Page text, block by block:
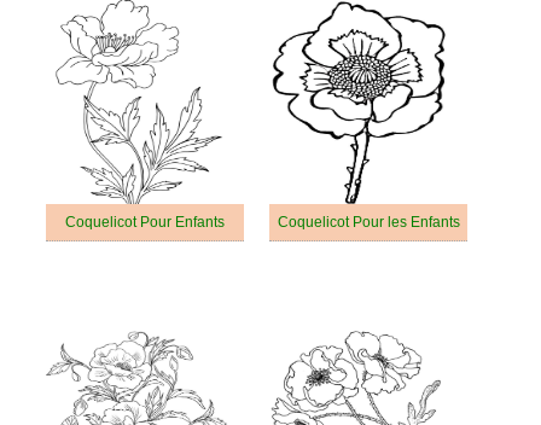
Coquelicot Pour Enfants Coquelicot Pour les Enfants